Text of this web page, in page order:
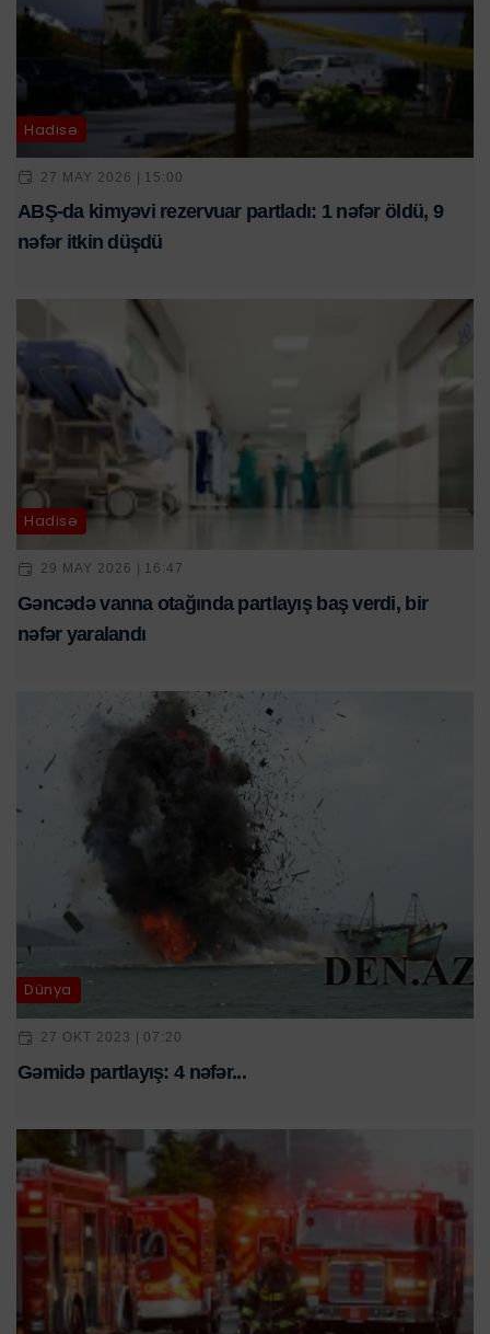
Hadisə
27 MAY 2026 | 15:00
ABŞ-da kimyəvi rezervuar partladı: 1 nəfər öldü, 9
nəfər itkin düşdü
Hadisə
29 MAY 2026 | 16:47
Gəncədə vanna otağında partlayış baş verdi, bir
nəfər yaralandı
Dünya
27 OKT 2023 | 07:20
Gəmidə partlayış: 4 nəfər...